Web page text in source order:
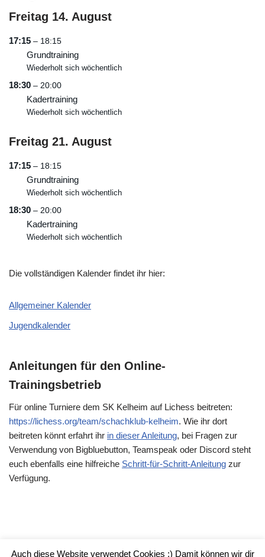
Freitag 14. August
17:15 – 18:15
Grundtraining
Wiederholt sich wöchentlich
18:30 – 20:00
Kadertraining
Wiederholt sich wöchentlich
Freitag 21. August
17:15 – 18:15
Grundtraining
Wiederholt sich wöchentlich
18:30 – 20:00
Kadertraining
Wiederholt sich wöchentlich
Die vollständigen Kalender findet ihr hier:
Allgemeiner Kalender
Jugendkalender
Anleitungen für den Online-
Trainingsbetrieb
Für online Turniere dem SK Kelheim auf Lichess beitreten:
https://lichess.org/team/schachklub-kelheim. Wie ihr dort
beitreten könnt erfahrt ihr in dieser Anleitung, bei Fragen zur
Verwendung von Bigbluebutton, Teamspeak oder Discord steht
euch ebenfalls eine hilfreiche Schritt-für-Schritt-Anleitung zur
Verfügung.
Auch diese Website verwendet Cookies :) Damit können wir dir